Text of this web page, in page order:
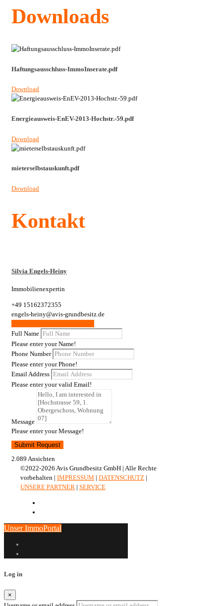
Downloads
Haftungsausschluss-ImmoInserate.pdf
Download
Energieausweis-EnEV-2013-Hochstr.-59.pdf
Download
mieterselbstauskunft.pdf
Download
Kontakt
Silvia Engels-Heiny
Immobilienexpertin
+49 15162372355
engels-heiny@avis-grundbesitz.de
Full Name
Please enter your Name!
Phone Number
Please enter your Phone!
Email Address
Please enter your valid Email!
Message
Please enter your Message!
Submit Request
2.089 Ansichten
©2022-2026 Avis Grundbesitz GmbH | Alle Rechte
vorbehalten | IMPRESSUM | DATENSCHUTZ |
UNSERE PARTNER | SERVICE
Unser ImmoPortal
Log in
×